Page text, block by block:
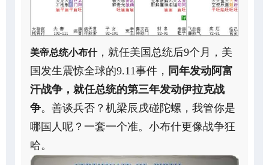
美帝总统小布什，就任美国总统后9个月，美
国发生震惊全球的9.11事件， 同年发动阿富
汗战争，就任总统的第三年发动伊拉克战
争。善谈兵否？机梁辰戌碰陀螺，我管你是
哪国人呢？一套一个准。小布什更像战争狂
哈。